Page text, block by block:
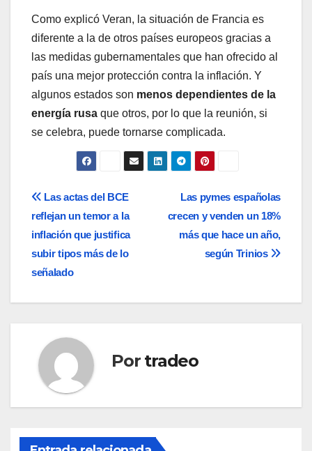
Como explicó Veran, la situación de Francia es
diferente a la de otros países europeos gracias a
las medidas gubernamentales que han ofrecido al
país una mejor protección contra la inflación. Y
algunos estados son menos dependientes de la
energía rusa que otros, por lo que la reunión, si
se celebra, puede tornarse complicada.
Navegación
de
entradas
Las pymes españolas
crecen y venden un 18%
más que hace un año,
según Trinios
Las actas del BCE
reflejan un temor a la
inflación que justifica
subir tipos más de lo
señalado
Por tradeo